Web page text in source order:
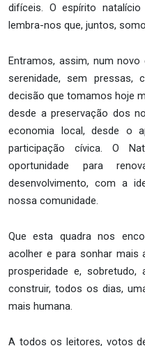
difíceis. O espírito
lembra-nos que, juntos,
Entramos, assim, num
serenidade, sem pressas,
decisão que tomamos hoje
desde a preservação dos
economia local, desde o
participação cívica. O
oportunidade para
desenvolvimento, com a
nossa comunidade.
Que esta quadra nos
acolher e para sonhar mais
prosperidade e,
construir, todos os dias,
mais humana.
A todos os leitores, votos